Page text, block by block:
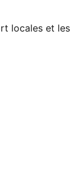
locales et les